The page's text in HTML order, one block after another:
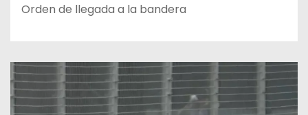
Orden de llegada a la bandera